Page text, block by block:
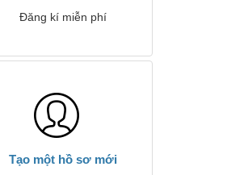
Đăng kí miễn phí
Tạo một hồ sơ mới